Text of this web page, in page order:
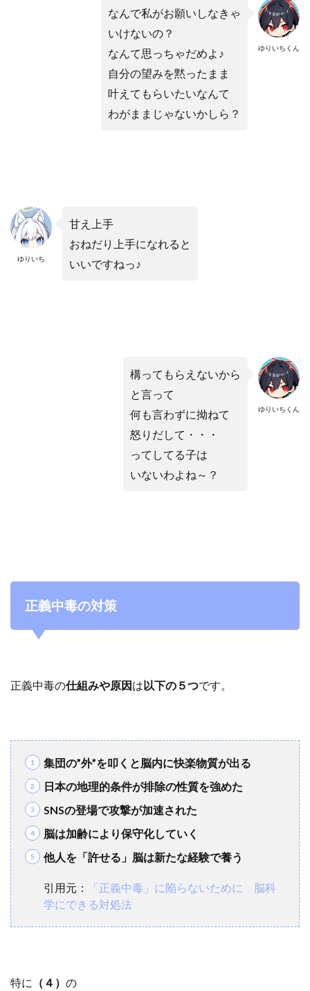
ゆりいちくん
なんで私がお願いしなきゃ
いけないの？
なんて思っちゃだめよ♪
自分の望みを黙ったまま
叶えてもらいたいなんて
わがままじゃないかしら？
ゆりいち
甘え上手
おねだり上手になれると
いいですねっ♪
ゆりいちくん
構ってもらえないから
と言って
何も言わずに拗ねて
怒りだして・・・
ってしてる子は
いないわよね～？
正義中毒の対策
正義中毒の仕組みや原因は以下の５つです。
集団の”外”を叩くと脳内に快楽物質が出る
日本の地理的条件が排除の性質を強めた
SNSの登場で攻撃が加速された
脳は加齢により保守化していく
他人を「許せる」脳は新たな経験で養う
引用元：
「正義中毒」に陥らないために 脳科
学にできる対処法
特に （４） の